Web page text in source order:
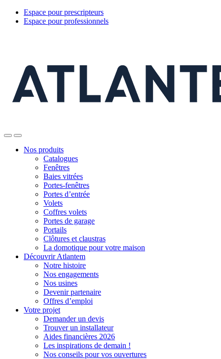
Espace pour prescripteurs
Espace pour professionnels
Nos produits
Catalogues
Fenêtres
Baies vitrées
Portes-fenêtres
Portes d’entrée
Volets
Coffres volets
Portes de garage
Portails
Clôtures et claustras
La domotique pour votre maison
Découvrir Atlantem
Notre histoire
Nos engagements
Nos usines
Devenir partenaire
Offres d’emploi
Votre projet
Demander un devis
Trouver un installateur
Aides financières 2026
Les inspirations de demain !
Nos conseils pour vos ouvertures